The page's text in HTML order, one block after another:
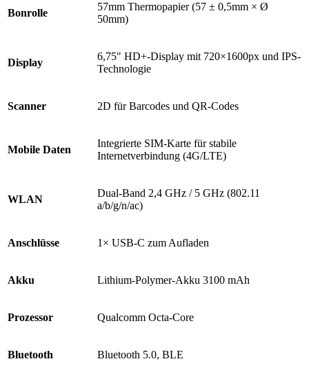
Bonrolle
57mm Thermopapier (57 ± 0,5mm × Ø
50mm)
Display
6,75" HD+-Display mit 720×1600px und IPS-
Technologie
Scanner 2D für Barcodes und QR-Codes
Mobile Daten
Integrierte SIM-Karte für stabile
Internetverbindung (4G/LTE)
WLAN
Dual-Band 2,4 GHz / 5 GHz (802.11
a/b/g/n/ac)
Anschlüsse 1× USB-C zum Aufladen
Akku Lithium-Polymer-Akku 3100 mAh
Prozessor Qualcomm Octa-Core
Bluetooth Bluetooth 5.0, BLE